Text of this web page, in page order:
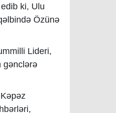
ki, Ulu
Özünə
Lideri,
gənclərə